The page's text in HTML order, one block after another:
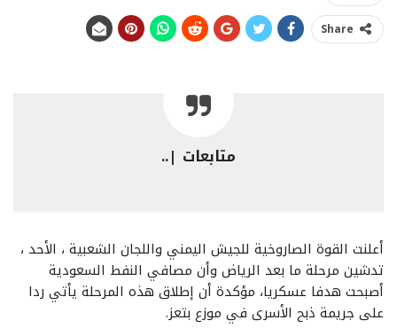
Share
متابعات |..
أعلنت القوة الصاروخية للجيش اليمني واللجان الشعبية ، الأحد ،
تدشين مرحلة ما بعد الرياض وأن مصافي النفط السعودية
أصبحت هدفا عسكريا، مؤكدة أن إطلاق هذه المرحلة يأتي ردا
على جريمة ذبح الأسرى في موزع بتعز.